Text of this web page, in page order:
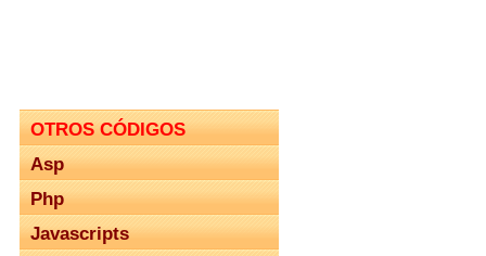
OTROS CÓDIGOS
Asp
Php
Javascripts